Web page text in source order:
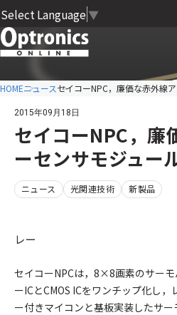
Select Language ▼
HOMEニュースセイコーNPC，廉価な赤外線
2015年09月18日
セイコーNPC，廉
ーセンサモジュー
ニュース 光関連技術 新製品
レー
セイコーNPCは，8×8画素のサー
ーICとCMOS ICをワンチップ化し
ー付きマイコンと基板実装したサ